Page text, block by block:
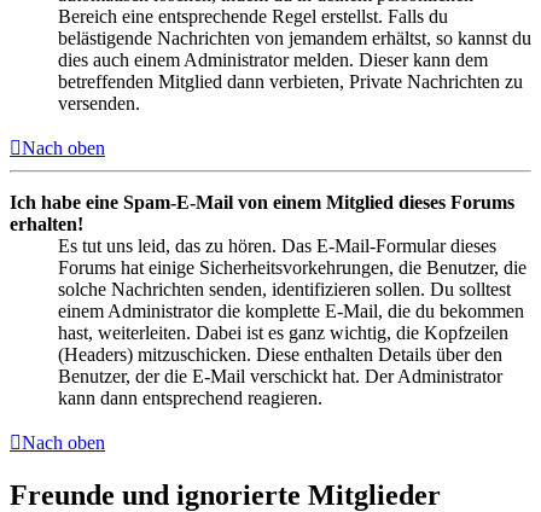
Bereich eine entsprechende Regel erstellst. Falls du
belästigende Nachrichten von jemandem erhältst, so kannst du
dies auch einem Administrator melden. Dieser kann dem
betreffenden Mitglied dann verbieten, Private Nachrichten zu
versenden.
Nach oben
Ich habe eine Spam-E-Mail von einem Mitglied dieses Forums
erhalten!
Es tut uns leid, das zu hören. Das E-Mail-Formular dieses
Forums hat einige Sicherheitsvorkehrungen, die Benutzer, die
solche Nachrichten senden, identifizieren sollen. Du solltest
einem Administrator die komplette E-Mail, die du bekommen
hast, weiterleiten. Dabei ist es ganz wichtig, die Kopfzeilen
(Headers) mitzuschicken. Diese enthalten Details über den
Benutzer, der die E-Mail verschickt hat. Der Administrator
kann dann entsprechend reagieren.
Nach oben
Freunde und ignorierte Mitglieder